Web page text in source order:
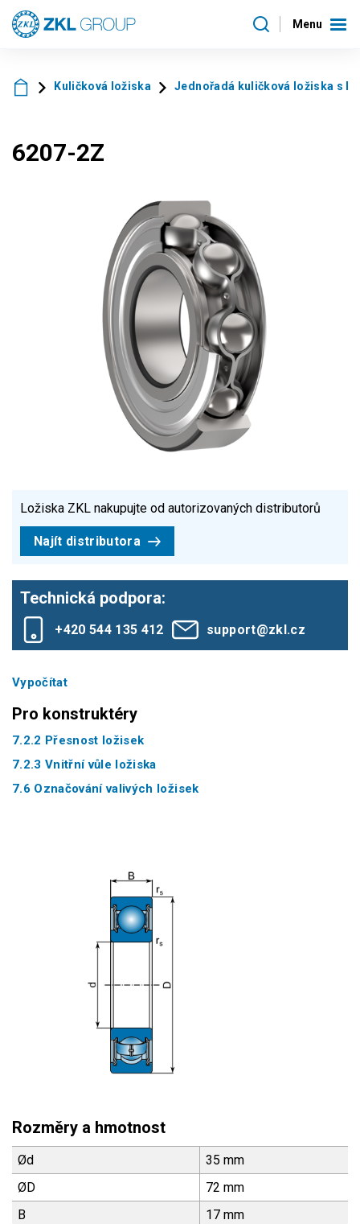
Menu
Kuličková ložiska Jednořadá kuličková ložiska s
6207-2Z
Ložiska ZKL nakupujte od autorizovaných distributorů
Najít distributora
Technická podpora:
+420 544 135 412 support@zkl.cz
Vypočítat
Pro konstruktéry
7.2.2 Přesnost ložisek
7.2.3 Vnitřní vůle ložiska
7.6 Označování valivých ložisek
Rozměry a hmotnost
Ød
35 mm
ØD
72 mm
B
17 mm